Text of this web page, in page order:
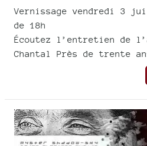
Vernissage vendredi 3
de 18h
Écoutez l’entretien de
Chantal Près de trente